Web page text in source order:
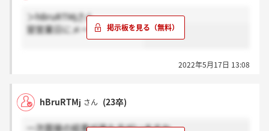
＞hBruRTMjさん
翌営業日にメール来ましたよ
2022年5月17日 13:08
hBruRTMj さん (23卒)
一次面接の結果が来た方がいますか